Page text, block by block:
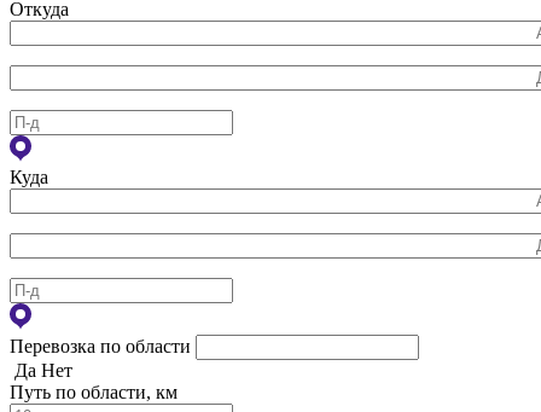
Откуда
Куда
Перевозка по области
Да Нет
Путь по области, км